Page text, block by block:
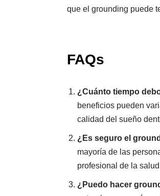
que el grounding puede
FAQs
¿Cuánto tiempo
beneficios pueden
calidad del sueño
¿Es seguro el
mayoría de las
profesional de la
¿Puedo hacer